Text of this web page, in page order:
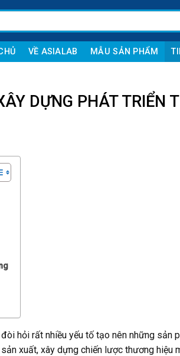
VỀ ASIALAB MẪU SẢN PHẨM
DỰNG PHÁT TRIỂN
hỏi rất nhiều yếu tố tạo nên những sản
xuất, xây dựng chiến lược thương hiệu